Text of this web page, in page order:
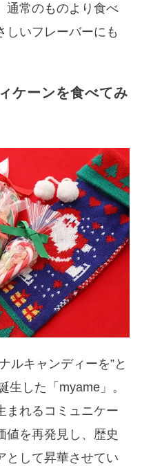
通常のものより食べ
しいフレーバーにも
ケーンを食べてみ
ルキャンディーを”と
生した「myame」。
まれるコミュニケー
値を再発見し、歴史
として昇華させてい